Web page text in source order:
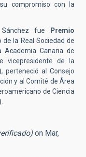
compromiso con la
Sánchez fue
Premio
de la Real Sociedad de
Canaria de
vicepresidente de la
perteneció al Consejo
y al Comité de Área
de Ciencia
on Mar,